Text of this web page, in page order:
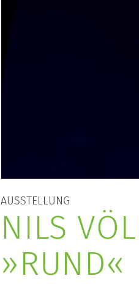
AUSSTELLUNG
NILS
»RUND«